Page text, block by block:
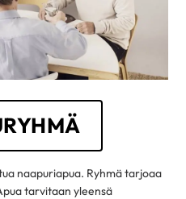
naapuriapua. Ryhmä tarjoaa
tarvitaan yleensä